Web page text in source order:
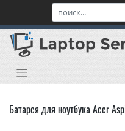
content
Батарея для ноутбука Acer